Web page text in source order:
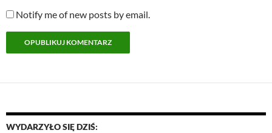
Notify me of new posts by email.
WYDARZYŁO SIĘ DZIŚ: